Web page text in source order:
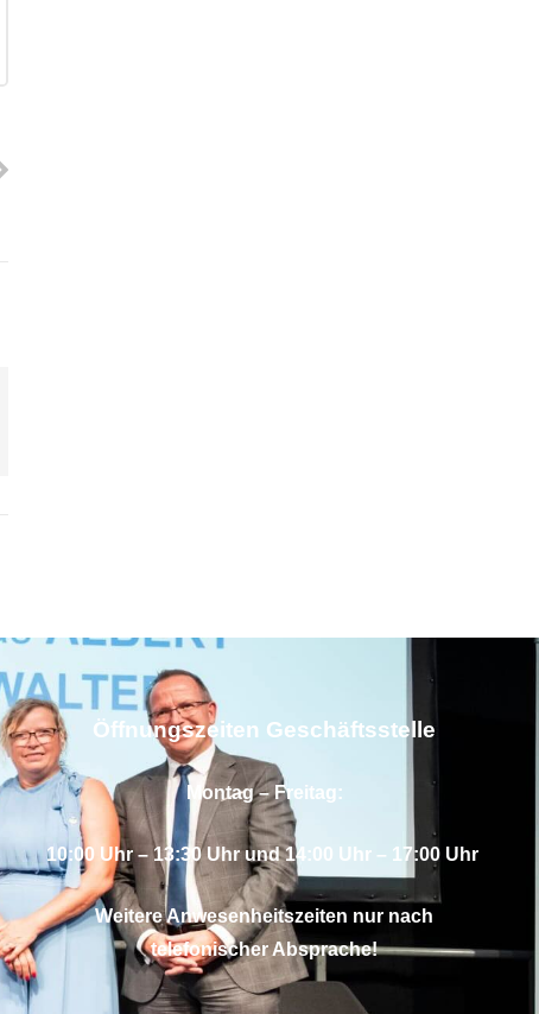
Öffnungszeiten Geschäftsstelle
Montag – Freitag:
10:00 Uhr – 13:30 Uhr und 14:00 Uhr – 17:00 Uhr
Weitere Anwesenheitszeiten nur nach
telefonischer Absprache!